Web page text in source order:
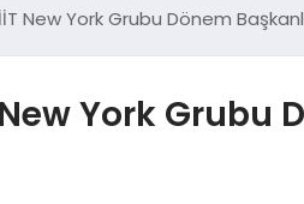
New York Grubu Dönem
York Grubu